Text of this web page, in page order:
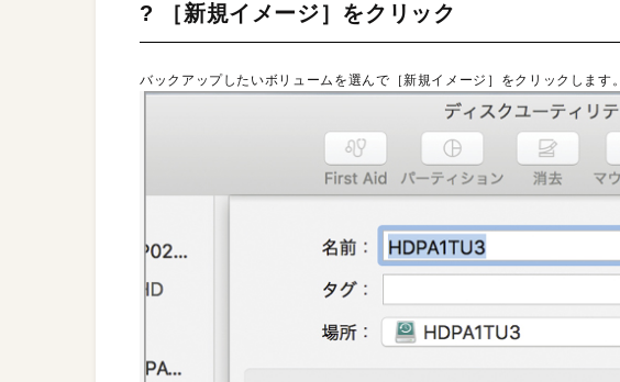
? ［新規イメージ］をクリック
バックアップしたいボリュームを選んで［新規イメージ］をクリックします。